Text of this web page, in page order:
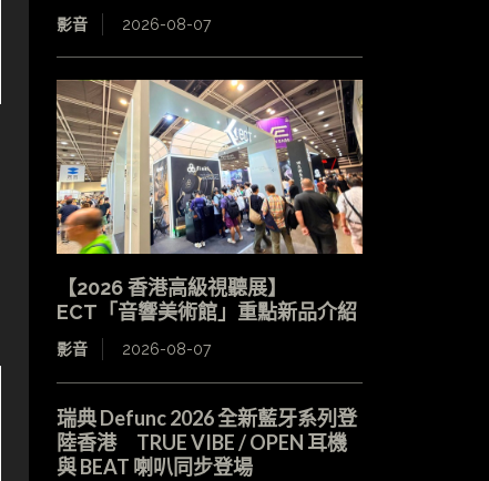
影音 2026-08-07
【2026 香港高級視聽展】
ECT「音響美術館」重點新品介紹
影音 2026-08-07
瑞典 Defunc 2026 全新藍牙系列登
陸香港 TRUE VIBE / OPEN 耳機
與 BEAT 喇叭同步登場